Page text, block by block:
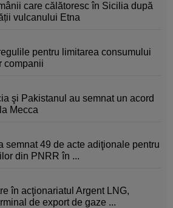
care călătoresc în Sicilia după
vulcanului Etna
pentru limitarea consumului
companii
şi Pakistanul au semnat un acord
Mecca
semnat 49 de acte adiţionale pentru
din PNRR în ...
în acţionariatul Argent LNG,
de export de gaze ...